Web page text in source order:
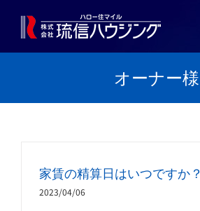
オーナー様
家賃の精算日はいつですか？
2023/04/06